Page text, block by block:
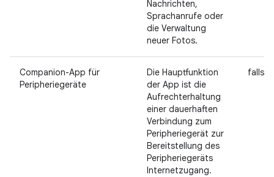
Nachrichten,
Sprachanrufe oder
die Verwaltung
neuer Fotos.
Companion-App für
Peripheriegeräte
Die Hauptfunktion
der App ist die
Aufrechterhaltung
einer dauerhaften
Verbindung zum
Peripheriegerät zur
Bereitstellung des
Peripheriegeräts
Internetzugang.
falls